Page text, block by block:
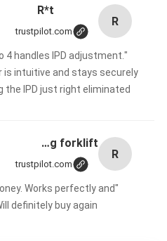
R
R*t
trustpilot.com
4 handles IPD adjustment.
is intuitive and stays securely
IPD just right eliminated！
R
Rubber solid forklift tires For material handling forklift
trustpilot.com
Works perfectly and
definitely buy again."